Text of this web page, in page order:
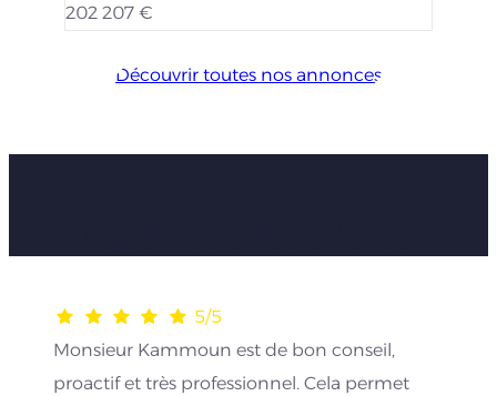
202 207 €
Découvrir toutes nos annonces
5/5
Monsieur Kammoun est de bon conseil,
proactif et très professionnel. Cela permet